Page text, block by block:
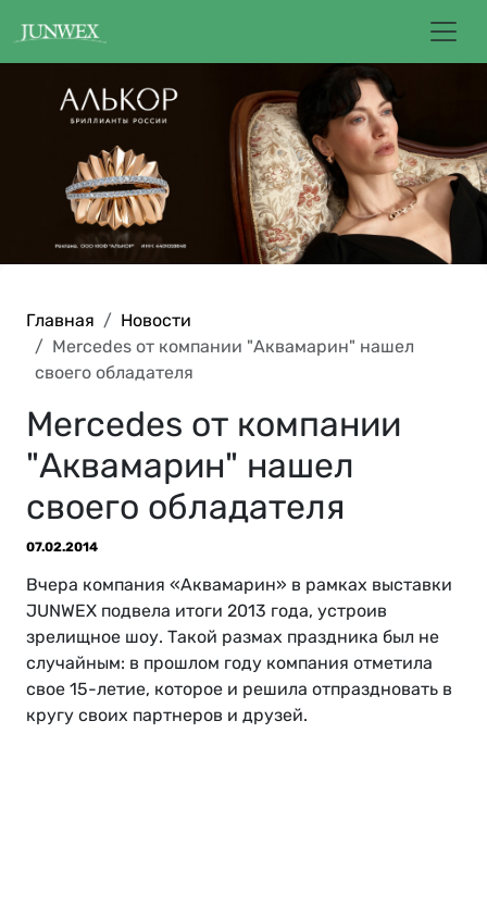
Главная
Новости
Mercedes от компании "Аквамарин" нашел
своего обладателя
Mercedes от компании
"Аквамарин" нашел
своего обладателя
07.02.2014
Вчера компания «Аквамарин» в рамках выставки
JUNWEX подвела итоги 2013 года, устроив
зрелищное шоу. Такой размах праздника был не
случайным: в прошлом году компания отметила
свое 15-летие, которое и решила отпраздновать в
кругу своих партнеров и друзей.